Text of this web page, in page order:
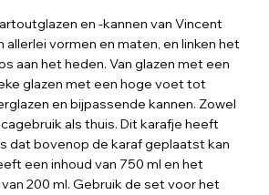
en -kannen van Vincent
allerlei vormen en maten, en linken het
aan het heden. Van glazen met een
glazen met een hoge voet tot
en bijpassende kannen. Zowel
als thuis. Dit karafje heeft
dat bovenop de karaf geplaatst kan
een inhoud van 750 ml en het
200 ml. Gebruik de set voor het